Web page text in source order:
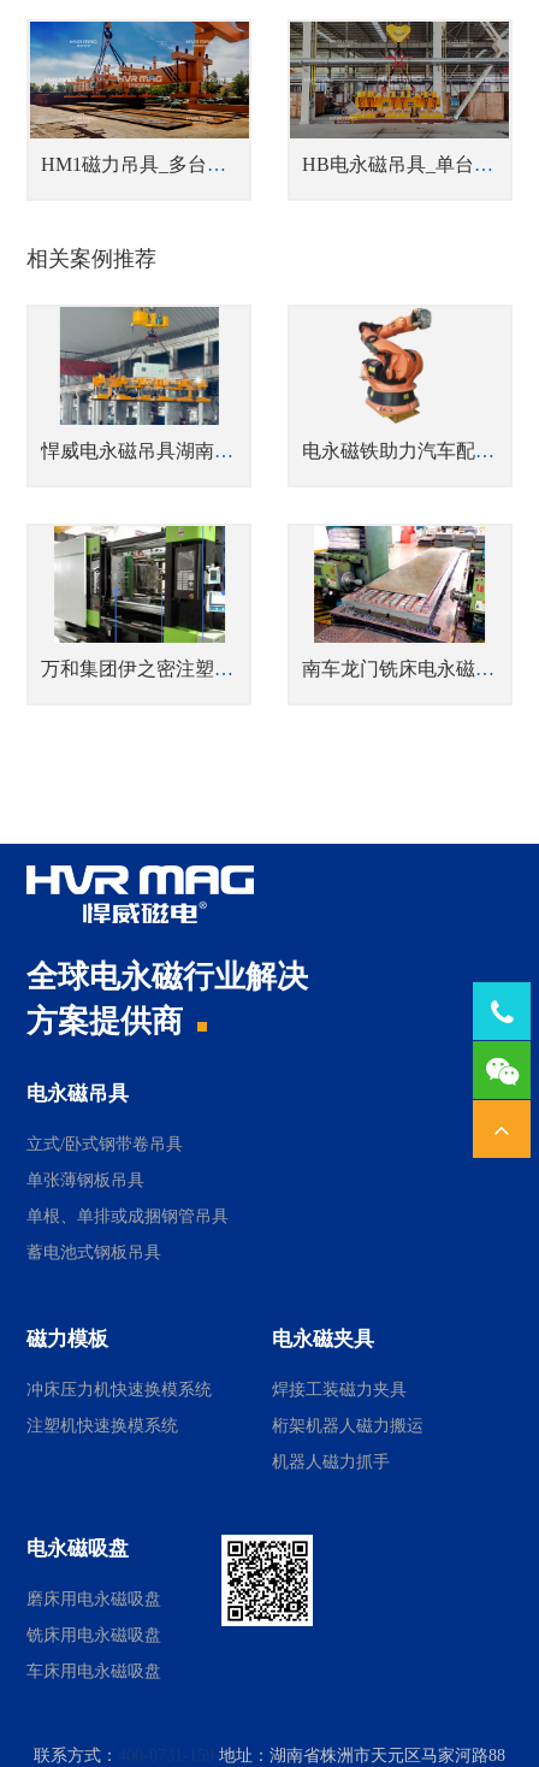
HM1磁力吊具_多台联吊中厚钢板吊具 HB电永磁吊具_单台或多台联吊钢坯吊具
相关案例推荐
悍威电永磁吊具湖南一力物流园实测 钢板转运又快又安全 电永磁铁助力汽车配件智能制造之刹车盘搬运
万和集团伊之密注塑机磁力模板 南车龙门铣床电永磁吸盘
全球电永磁行业解决
方案提供商
电永磁吊具
立式/卧式钢带卷吊具
单张薄钢板吊具
单根、单排或成捆钢管吊具
蓄电池式钢板吊具
磁力模板
冲床压力机快速换模系统
注塑机快速换模系统
电永磁夹具
焊接工装磁力夹具
桁架机器人磁力搬运
机器人磁力抓手
电永磁吸盘
磨床用电永磁吸盘
铣床用电永磁吸盘
车床用电永磁吸盘
联系方式： 地址： 湖南省株洲市天元区马家河路88
Tel：